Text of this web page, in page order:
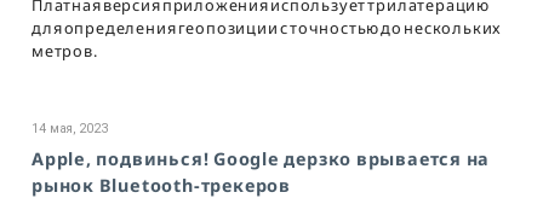
Платная версия приложения использует трилатерацию
для определения геопозиции с точностью до нескольких
метров.
14 мая, 2023
Apple, подвинься! Google дерзко врывается на
рынок Bluetooth-трекеров